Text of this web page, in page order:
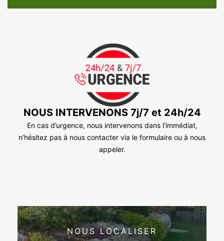
NOUS INTERVENONS 7j/7 et 24h/24
En cas d’urgence, nous intervenons dans l’immédiat,
n’hésitez pas à nous contacter via le formulaire ou à nous
appeler.
NOUS LOCALISER